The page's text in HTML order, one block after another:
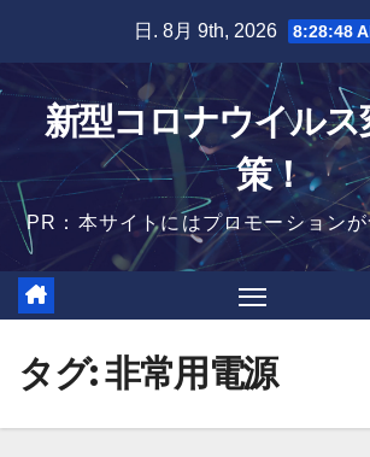
content
日. 8月 9th, 2026 8:28:49
新型コロナウイルス
策！
PR：本サイトにはプロモーション
タグ:非常用電源